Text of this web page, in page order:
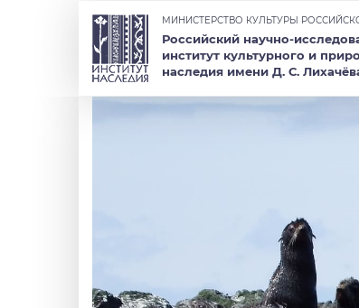
МИНИСТЕРСТВО КУЛЬТУРЫ
Российский научно-
институт культурного и
наследия имени Д. С.